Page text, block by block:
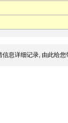
息详细记录, 由此给